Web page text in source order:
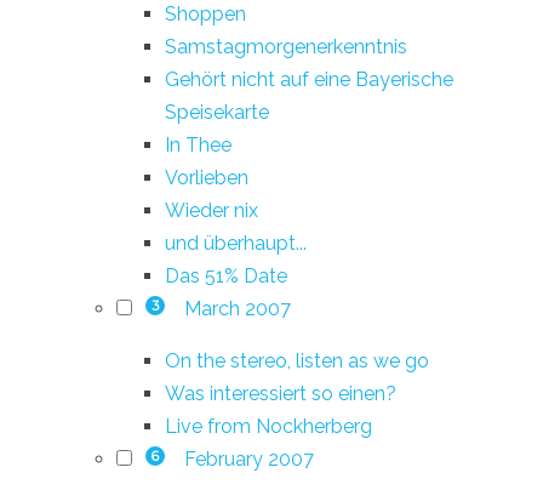
Shoppen
Samstagmorgenerkenntnis
Gehört nicht auf eine Bayerische
Speisekarte
In Thee
Vorlieben
Wieder nix
und überhaupt...
Das 51% Date
3 March 2007
On the stereo, listen as we go
Was interessiert so einen?
Live from Nockherberg
6 February 2007